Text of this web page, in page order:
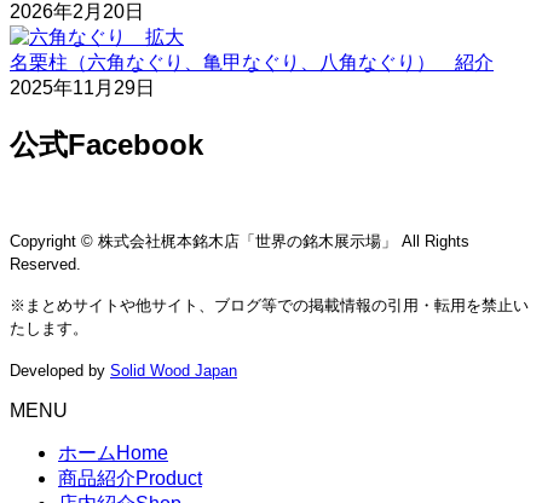
2026年2月20日
名栗柱（六角なぐり、亀甲なぐり、八角なぐり） 紹介
2025年11月29日
公式Facebook
Copyright © 株式会社梶本銘木店「世界の銘木展示場」 All Rights
Reserved.
※まとめサイトや他サイト、ブログ等での掲載情報の引用・転用を禁止い
たします。
Developed by Solid Wood Japan
MENU
ホーム Home
商品紹介Product